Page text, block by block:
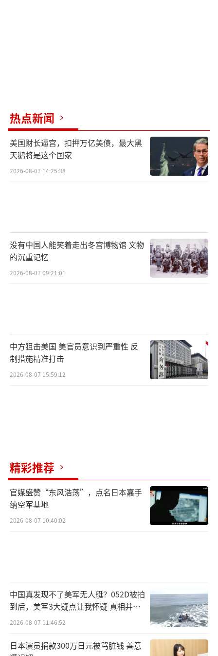
热点新闻
美国财长逼宫，扣押万亿美债，最大黑
天鹅将是这个国家
2026-08-07 14:25:38
没有中国人能笑着走出冬宫博物馆 文物
的沉重记忆
2026-08-07 09:21:01
中方狙击美国 美官员意识到严重性 反
制措施精准打击
2026-08-07 15:59:12
精彩推荐
官媒盛赞“东风浩荡”，点名日本嘉手
纳空军基地
2026-08-07 10:40:02
中国真发现不了美军无人艇？052D被拍
到后，美军3大疑点让我怀疑 真相并非
如此
2026-08-07 11:46:52
日本演员捐款300万日元被骂脏钱 善意